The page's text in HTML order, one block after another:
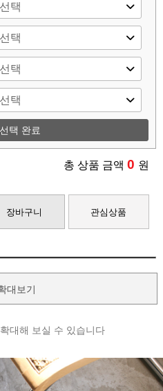
택 완료
총 상품 금액 0 원
장바구니 관심상품
대보기
대해 보실 수 있습니다